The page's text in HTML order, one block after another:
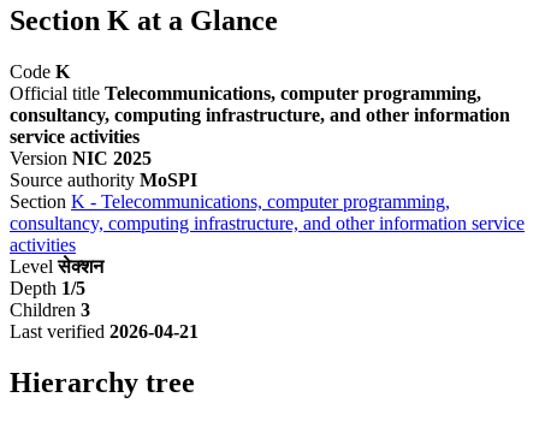
Section K at a Glance
Code K
Official title Telecommunications, computer programming,
consultancy, computing infrastructure, and other information
service activities
Version NIC 2025
Source authority MoSPI
Section K - Telecommunications, computer programming,
consultancy, computing infrastructure, and other information service
activities
Level सेक्शन
Depth 1/5
Children 3
Last verified 2026-04-21
Hierarchy tree